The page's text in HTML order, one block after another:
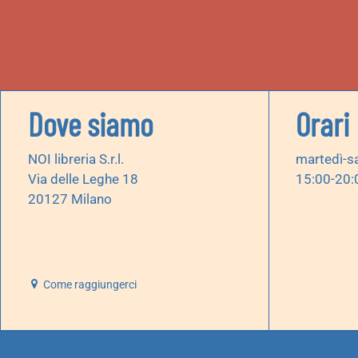
Dove siamo
NOI libreria S.r.l.
Via delle Leghe 18
20127 Milano
Come raggiungerci
Orari
martedì-
15:00-